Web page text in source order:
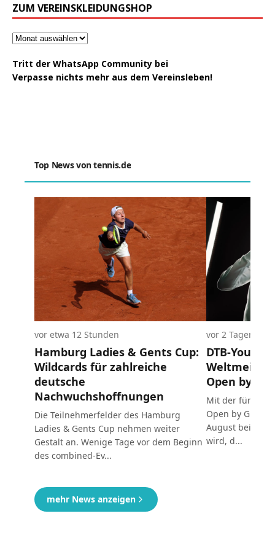
ZUM VEREINSKLEIDUNGSHOP
Tritt der WhatsApp Community bei
Verpasse nichts mehr aus dem Vereinsleben!